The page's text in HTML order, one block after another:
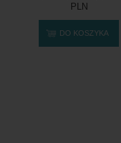
PLN
DO KOSZYKA